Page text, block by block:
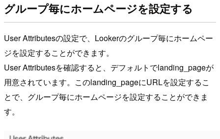
グループ毎にホームページを設定する
User Attributesの設定で、Lookerのグループ毎にホームペー
ジを設定することができます。
User Attributesを確認すると、デフォルトでlanding_pageが
用意されています。このlanding_pageにURLを設定するこ
とで、グループ毎にホームページを設定することができま
す。